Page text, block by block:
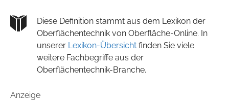
Diese Definition stammt aus dem Lexikon der
Oberflächentechnik von Oberfläche-Online. In
unserer Lexikon-Übersicht finden Sie viele
weitere Fachbegriffe aus der
Oberflächentechnik-Branche.
Anzeige